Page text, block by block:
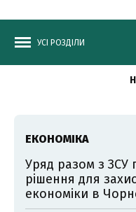
УСІ РОЗДІЛИ
ЕКОНОМІКА
Уряд разом з ЗСУ
рішення для
економіки в